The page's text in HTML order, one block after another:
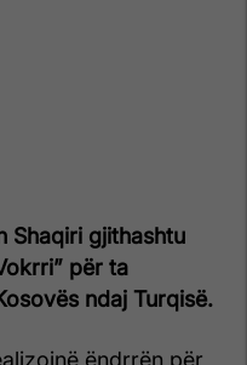
Shaqiri gjithashtu
për ta
ndaj Turqisë.
ëndrrën për